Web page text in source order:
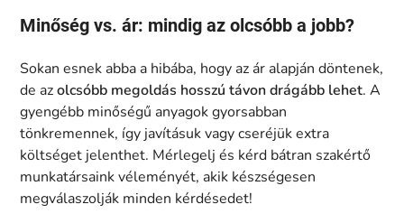
Minőség vs. ár: mindig az olcsóbb a jobb?
Sokan esnek abba a hibába, hogy az ár alapján döntenek,
de azolcsóbb megoldás hosszú távon drágább lehet. A
gyengébb minőségű anyagok gyorsabban
tönkremennek, így javításuk vagy cseréjük extra
költséget jelenthet. Mérlegelj és kérd bátran szakértő
munkatársaink véleményét, akik készségesen
megválaszolják minden kérdésedet!